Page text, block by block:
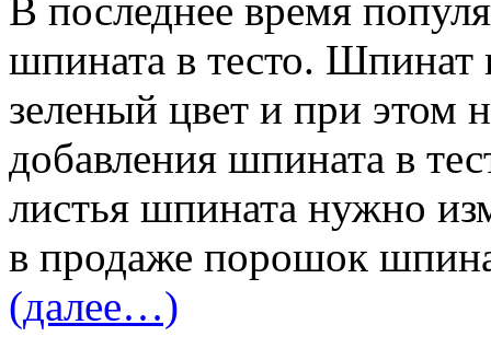
В последнее время
шпината в тесто. Шпинат
зеленый цвет и при этом
добавления шпината в
листья шпината нужно
в продаже порошок
(далее…)